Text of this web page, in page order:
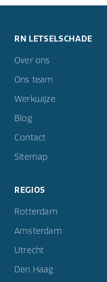
RN LETSELSCHADE
Over ons
Ons team
Werkwijze
Blog
Contact
Sitemap
REGIOS
Rotterdam
Amsterdam
Utrecht
Den Haag